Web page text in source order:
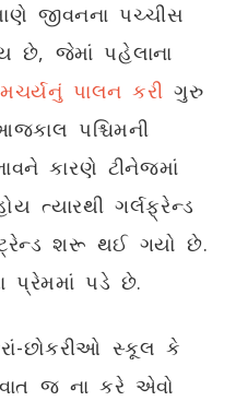
જીવનના પચ્ચીસ
છે, જેમાં પહેલાના
પાલન કરી ગુરુ
પશ્ચિમની
કારણે ટીનેજમાં
ત્યારથી ગર્લફ્રેન્ડ
ટ્રેન્ડ શરૂ થઈ ગયો છે.
પ્રેમમાં પડે છે.
છોકરીઓ સ્કૂલ કે
જ ના કરે એવો